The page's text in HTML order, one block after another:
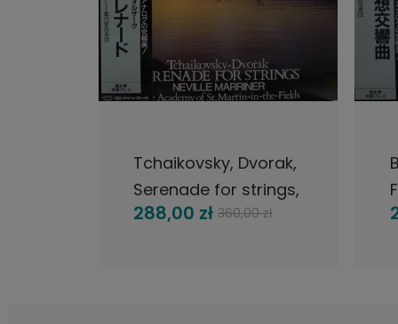
Tchaikovsky, Dvorak,
Serenade for strings,
Neville Marriner, LP
288,00 zł 360,00 zł
DO KOSZYKA